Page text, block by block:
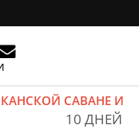
САВАНЕ И
10 ДНЕЙ